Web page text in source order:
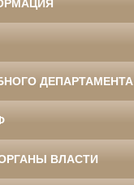
ДЕПАРТАМЕНТА
ВЛАСТИ